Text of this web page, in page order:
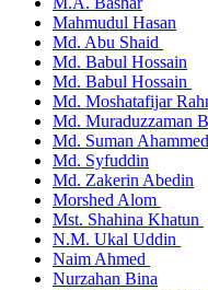
Mahmudul Hasan
Md. Abu Shaid
Md. Babul Hossain
Md. Babul Hossain
Md. Moshatafijar
Md. Muraduzzaman
Md. Suman Ahammed
Md. Syfuddin
Md. Zakerin Abedin
Morshed Alom
Mst. Shahina Khatun
N.M. Ukal Uddin
Naim Ahmed
Nurzahan Bina